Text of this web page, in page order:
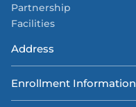
Partnership
Facilities
Address
Enrollment Information